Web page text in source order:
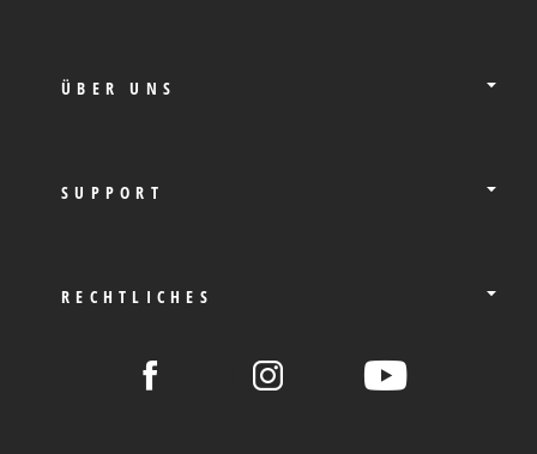
ÜBER UNS
SUPPORT
RECHTLICHES